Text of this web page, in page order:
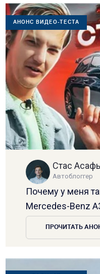
АНОНС ВИДЕО-ТЕСТА
Стас
Автоблоггер
Почему у меня
Mercedes-Benz
ПРОЧИТАТЬ